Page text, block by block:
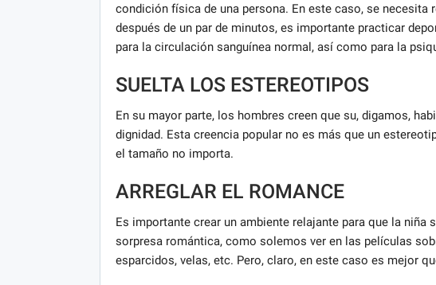
condición física de una persona. En este caso, se necesita
después de un par de minutos, es importante practicar
para la circulación sanguínea normal, así como para la
SUELTA LOS ESTEREOTIPOS
En su mayor parte, los hombres creen que su, digamos,
dignidad. Esta creencia popular no es más que un
el tamaño no importa.
ARREGLAR EL ROMANCE
Es importante crear un ambiente relajante para que la
sorpresa romántica, como solemos ver en las películas
esparcidos, velas, etc. Pero, claro, en este caso es mejor